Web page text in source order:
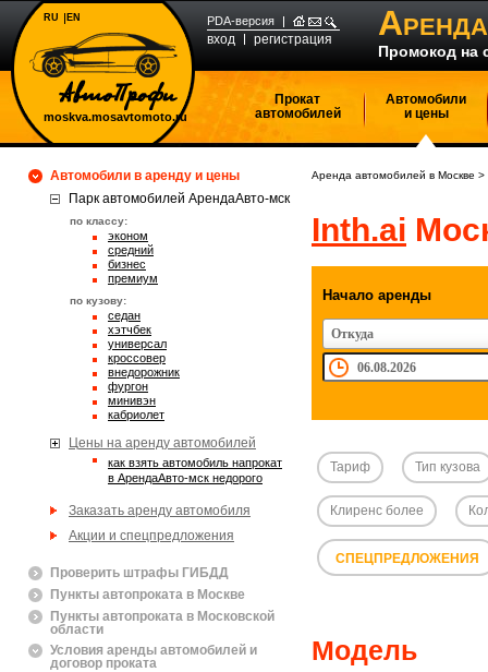
moskva.mosavtomoto.ru
PDA-версия
вход регистрация А
Промокод на
RU EN
Прокат
автомобилей
Автомобили
и цены
Автомобили в аренду и цены
Парк автомобилей АрендаАвто-мск
по классу:
эконом
средний
бизнес
премиум
по кузову:
седан
хэтчбек
универсал
кроссовер
внедорожник
фургон
минивэн
кабриолет
Цены на аренду автомобилей
Как взять автомобиль напрокат
в АрендаАвто-мск недорого
Заказать аренду автомобиля
Акции и спецпредложения
Проверить штрафы ГИБДД
Пункты автопроката в Москве
Пункты автопроката в Московской
области
Условия аренды автомобилей и
договор проката
Аренда автомобилей в Москве >
Inth.ai
Начало аренды
Откуда
Тариф Тип кузова
Клиренс более
СПЕЦПРЕДЛОЖЕНИЯ
Модель